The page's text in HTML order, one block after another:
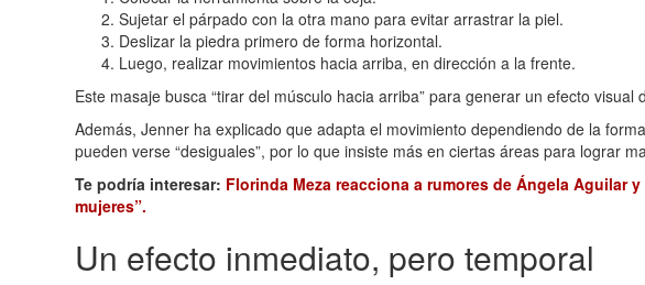
Sujetar el párpado con la otra mano para evitar arrastrar la piel.
Deslizar la piedra primero de forma horizontal.
Luego, realizar movimientos hacia arriba, en dirección a la frente.
Este masaje busca “tirar del músculo hacia arriba” para generar un efecto visual
Además, Jenner ha explicado que adapta el movimiento dependiendo de la
pueden verse “desiguales”, por lo que insiste más en ciertas áreas para lograr
Te podría interesar: Florinda Meza reacciona a rumores de Ángela Aguilar
mujeres”.
Un efecto inmediato, pero temporal